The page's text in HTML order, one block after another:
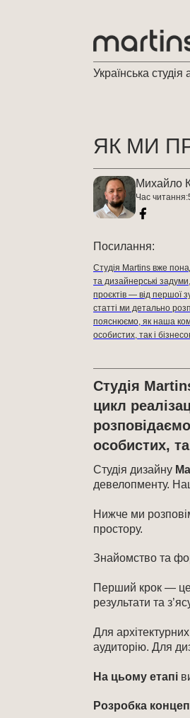
Українська студія
ЯК МИ
Михайло
Час читання:
Посилання:
Студія Martins вже
та дизайнерські
проєктів — від першої
статті ми детально
пояснюємо, як наша
особистих, так і
Студія
цикл
особистих,
Студія дизайну
девелопменту.
Нижче ми
простору.
Знайомство та
Перший крок —
результати та
Для
аудиторію. Для
На цьому етапі
Розробка